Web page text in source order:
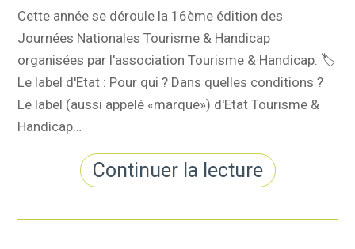
Cette année se déroule la 16ème édition des
Journées Nationales Tourisme & Handicap
organisées par l'association Tourisme & Handicap. 🏷️
Le label d'Etat : Pour qui ? Dans quelles conditions ?
Le label (aussi appelé «marque») d'Etat Tourisme &
Handicap…
Continuer la lecture